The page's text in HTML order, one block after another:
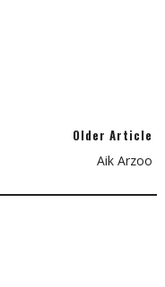
Older Article
Aik Arzoo